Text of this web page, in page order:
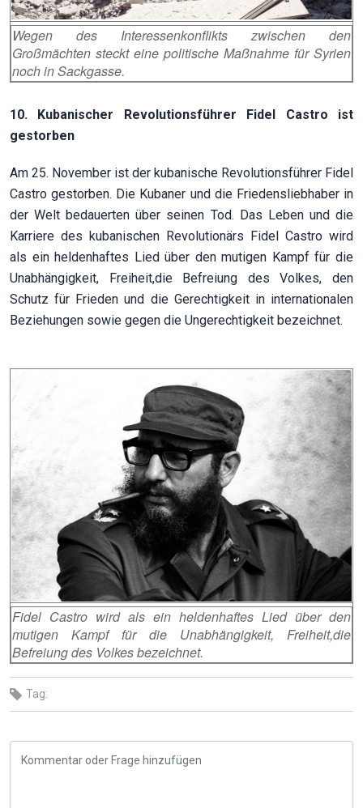
Wegen des Interessenkonflikts zwischen den
Großmächten steckt eine politische Maßnahme für Syrien
noch in Sackgasse.
10. Kubanischer Revolutionsführer Fidel Castro ist
gestorben
Am 25. November ist der kubanische Revolutionsführer Fidel
Castro gestorben. Die Kubaner und die Friedensliebhaber in
der Welt bedauerten über seinen Tod. Das Leben und die
Karriere des kubanischen Revolutionärs Fidel Castro wird
als ein heldenhaftes Lied über den mutigen Kampf für die
Unabhängigkeit, Freiheit,die Befreiung des Volkes, den
Schutz für Frieden und die Gerechtigkeit in internationalen
Beziehungen sowie gegen die Ungerechtigkeit bezeichnet.
Fidel Castro wird als ein heldenhaftes Lied über den
mutigen Kampf für die Unabhängigkeit, Freiheit,die
Befreiung des Volkes bezeichnet.
Tag: